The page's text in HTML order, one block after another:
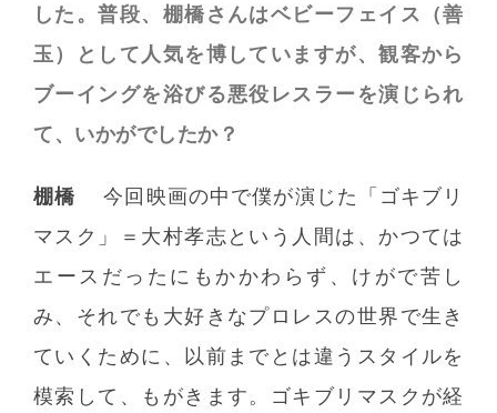
した。普段、棚橋さんはベビーフェイス（善
玉）として人気を博していますが、観客から
ブーイングを浴びる悪役レスラーを演じられ
て、いかがでしたか？
棚橋
今回映画の中で僕が演じた「ゴキブリ
マスク」＝大村孝志という人間は、かつては
エースだったにもかかわらず、けがで苦し
み、それでも大好きなプロレスの世界で生き
ていくために、以前までとは違うスタイルを
模索して、もがきます。ゴキブリマスクが経